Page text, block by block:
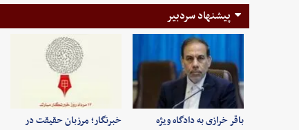
پیشنهاد سردبیر
باقر خرازی به دادگاه ویژه
خبرنگار؛ مرزبان حقیقت در